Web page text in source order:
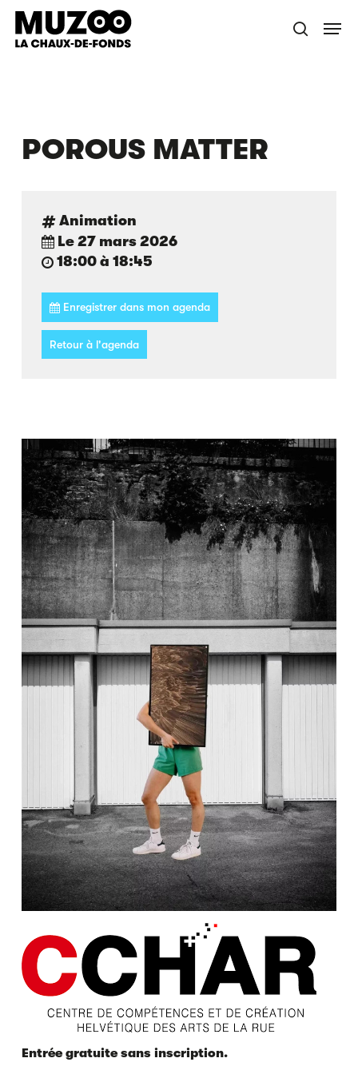
Skip
main
recherche
Menu
POROUS MATTER
Animation
Le 27 mars 2026
18:00 à 18:45
Enregistrer dans mon agenda
Retour à l'agenda
Entrée gratuite sans inscription.